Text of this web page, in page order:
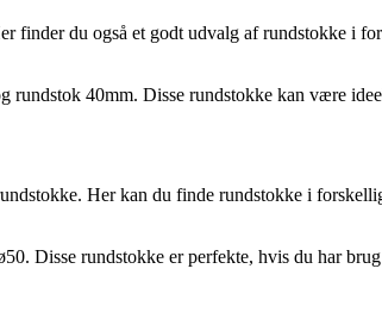
du også et godt udvalg af rundstokke i
40mm. Disse rundstokke kan være
Her kan du finde rundstokke i
Disse rundstokke er perfekte, hvis du har